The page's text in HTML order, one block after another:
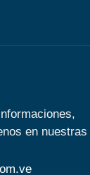
en nuestras